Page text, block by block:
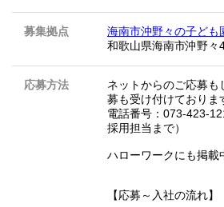
募集拠点
海南市沖野々の子ども
和歌山県海南市沖野々
応募方法
ネットからのご応募
募も受け付けておりま
電話番号：073-423-
採用担当まで）
ハローワークにも掲載
【応募～入社の流れ】